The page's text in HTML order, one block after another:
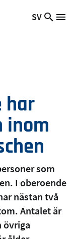
Växla
SV
Sök
har
inom
som
I oberoende
nästan två
Antalet är
övriga